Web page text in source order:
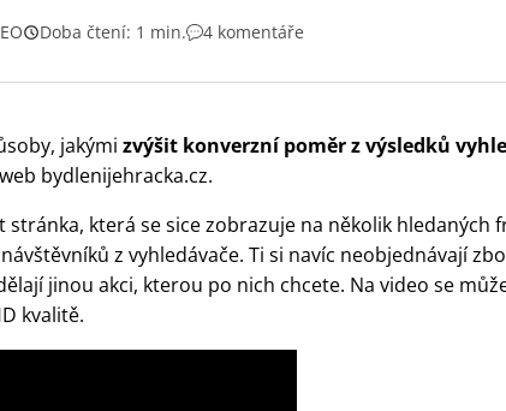
Doba čtení: 1 min. 4 komentáře
jakými zvýšit konverzní poměr z výsledků
bydlenijehracka.cz.
stránka, která se sice zobrazuje na několik hledaných
z vyhledávače. Ti si navíc neobjednávají
jinou akci, kterou po nich chcete. Na video se
kvalitě.